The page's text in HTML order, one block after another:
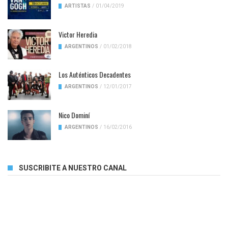
ARTISTAS / 01/04/2019
Victor Heredia
ARGENTINOS / 01/02/2018
Los Auténticos Decadentes
ARGENTINOS / 12/01/2017
Nico Dominí
ARGENTINOS / 16/02/2016
SUSCRIBITE A NUESTRO CANAL